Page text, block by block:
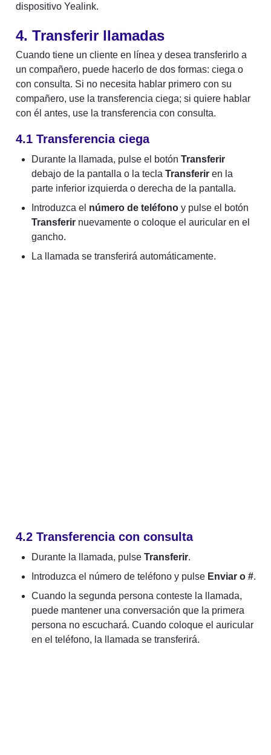
dispositivo Yealink.
4. Transferir llamadas
Cuando tiene un cliente en línea y desea transferirlo a
un compañero, puede hacerlo de dos formas: ciega o
con consulta. Si no necesita hablar primero con su
compañero, use la transferencia ciega; si quiere hablar
con él antes, use la transferencia con consulta.
4.1 Transferencia ciega
Durante la llamada, pulse el botón Transferir
debajo de la pantalla o la tecla Transferir en la
parte inferior izquierda o derecha de la pantalla.
Introduzca el número de teléfono
Transferir nuevamente o coloque el auricular en el
gancho.
La llamada se transferirá automáticamente.
4.2 Transferencia con consulta
Durante la llamada, pulse Transferir.
Introduzca el número de teléfono y pulse Enviar o #.
Cuando la segunda persona conteste la llamada,
puede mantener una conversación que la primera
persona no escuchará. Cuando coloque el auricular
en el teléfono, la llamada se transferirá.